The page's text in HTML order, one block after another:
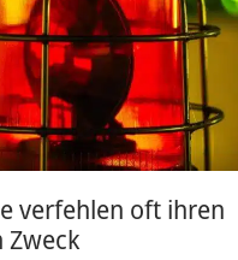
verfehlen oft ihren
Zweck